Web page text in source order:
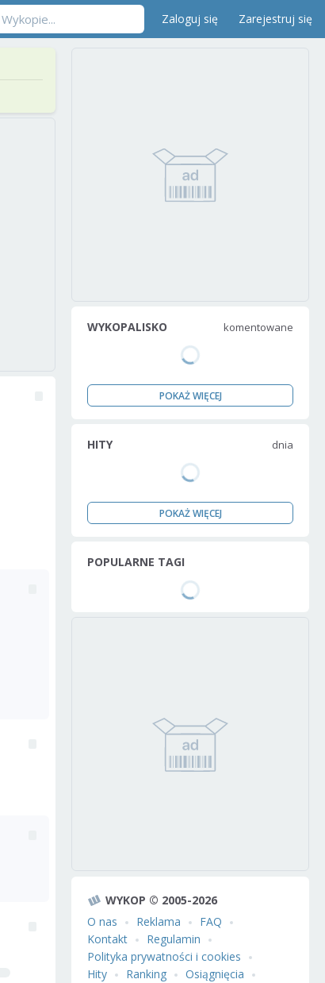
Zaloguj się Zarejestruj się
WYKOPALISKO komentowane
POKAŻ WIĘCEJ
HITY dnia
POKAŻ WIĘCEJ
POPULARNE TAGI
WYKOP © 2005-2026
O nas
Reklama
FAQ
Kontakt
Regulamin
Polityka prywatności i cookies
Hity
Ranking
Osiągnięcia